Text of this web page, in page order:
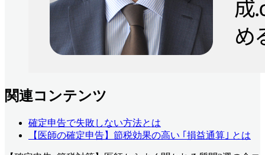
関連コンテンツ
確定申告で失敗しない方法とは
【医師の確定申告】節税効果の高い ｢損益通算｣ とは